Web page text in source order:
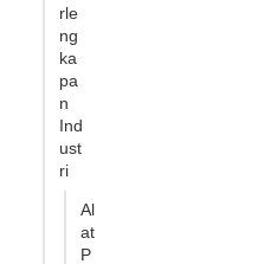
rle
ng
ka
pa
n
Ind
ust
ri
Al
at
P